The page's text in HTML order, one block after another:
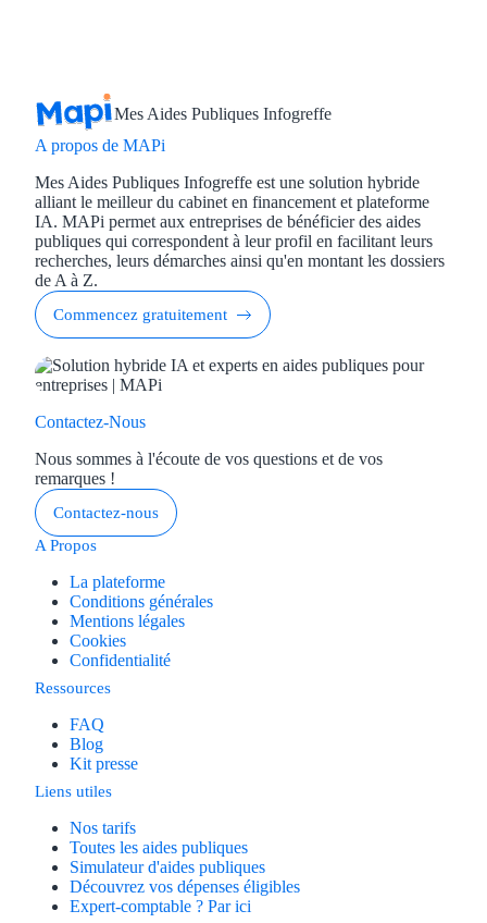
Aides Région
Aides Région
Mes Aides Publiques Infogreffe
A propos de MAPi
Mes Aides Publiques Infogreffe est une solution hybride
alliant le meilleur du cabinet en financement et plateforme
IA. MAPi permet aux entreprises de bénéficier des aides
publiques qui correspondent à leur profil en facilitant leurs
recherches, leurs démarches ainsi qu'en montant les dossiers
de A à Z.
Commencez gratuitement
Contactez-Nous
Nous sommes à l'écoute de vos questions et de vos
remarques !
Contactez-nous
A Propos
La plateforme
Conditions générales
Mentions légales
Cookies
Confidentialité
Ressources
FAQ
Blog
Kit presse
Liens utiles
Nos tarifs
Toutes les aides publiques
Simulateur d'aides publiques
Découvrez vos dépenses éligibles
Expert-comptable ? Par ici